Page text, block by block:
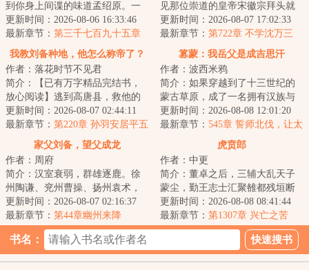
到你身上间谍的味道孟绍原。一
个微表情专家，当穿越来到一九
三六年的南京，...
更新时间：2026-08-06 16:33:46
最新章节： 第三千七百九十五章
羽原的信
见那位崇道的皇帝宋徽宗拜头就
哭。“天有九霄，而神霄为最高，
其治曰府。神...
更新时间：2026-08-07 17:02:33
最新章节： 第722章 不学沈万三
我教刘备种地，他怎么称帝了？
作者：落花时节不见君
简介：【已有万字精品完结书，
放心阅读】逃到高唐县，救他的
人是刘备一个连饭都吃不饱的县
令。孙羽认命了...
更新时间：2026-08-07 02:44:11
最新章节： 第220章 孙羽安居平五
篡蒙：我岳父是成吉思汗
作者：波西米鸦
简介：如果穿越到了十三世纪的
蒙古草原，成了一名拥有汉族与
蒙古族血统的少年，你会如何选
择？是南下回归...
更新时间：2026-08-08 12:01:20
最新章节： 545章 誓师北伐，让太
祖的规矩笼罩寰宇！
家父刘备，望父成龙
作者：周府
简介：汉室衰弱，群雄逐鹿。徐
州陶谦、兖州曹操、扬州袁术，
窥探中原。刘公初居小沛，深陷
纷争，欲问前程...
更新时间：2026-08-07 02:16:37
最新章节： 第44章幽州来降
虎贲郎
作者：中更
简介：董卓之后，三辅大乱天子
蒙尘，勤王志士汇聚雒都残垣断
壁之中，肉食者鄙拔剑四顾，国
贼凶狠十倍于胡...
更新时间：2026-08-08 08:41:44
最新章节： 第1307章 兴亡之苦
书名：